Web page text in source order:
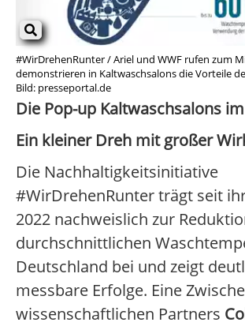
#WirDrehenRunter / Ariel und WWF rufen zum
demonstrieren in Kaltwaschsalons die Vorteile
Bild: presseportal.de
Die Pop-up Kaltwaschsalons
Ein kleiner Dreh mit großer
Die Nachhaltigkeitsinitiative
#WirDrehenRunter trägt seit
2022 nachweislich zur
durchschnittlichen
Deutschland bei und zeigt
messbare Erfolge. Eine
wissenschaftlichen Partners